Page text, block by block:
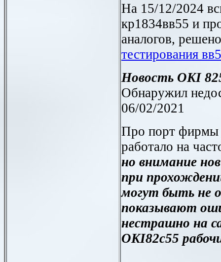
На 15/12/2024
кр1834вв55 и
аналогов,
тестирования
Новость OKI
Обнаружил
06/02/2021
Про порт
работало на
но внимание
при
могут быть не
показывают
нестрашно на
OKI82с55